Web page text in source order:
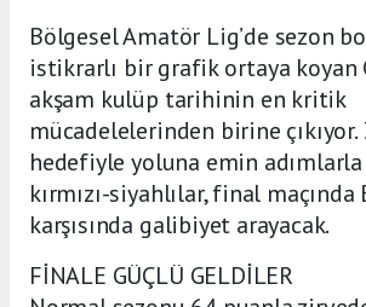
Bölgesel Amatör Lig’de sezon
istikrarlı bir grafik ortaya koyan
akşam kulüp tarihinin en kritik
mücadelelerinden birine çıkıyor.
hedefiyle yoluna emin
kırmızı-siyahlılar, final
karşısında galibiyet arayacak.
FİNALE GÜÇLÜ GELDİLER